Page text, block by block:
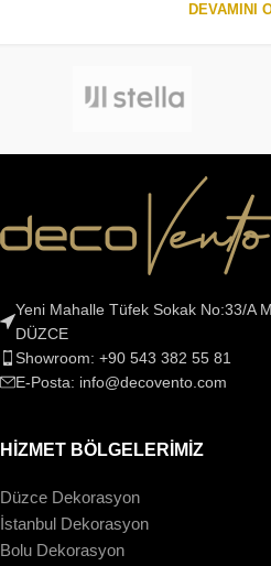
DEVAMINI
Yeni Mahalle Tüfek Sokak No:33/A
DÜZCE
Showroom: +90 543 382 55 81
E-Posta: info@decovento.com
HİZMET BÖLGELERİMİZ
Düzce Dekorasyon
İstanbul Dekorasyon
Bolu Dekorasyon